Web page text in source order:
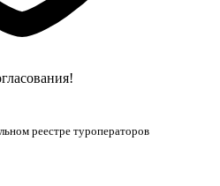
реестре туроператоров